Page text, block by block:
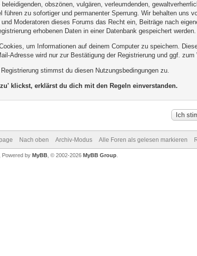
obszönen, vulgären, verleumdenden,
führen zu sofortiger und permanenter Sperrung. Wir behalten
und Moderatoren dieses Forums das Recht ein, Beiträge nach
erhobenen Daten in einer Datenbank gespeichert werden.
um Informationen auf deinem Computer zu speichern.
Adresse wird nur zur Bestätigung der Registrierung und ggf.
stimmst du diesen Nutzungsbedingungen zu.
klickst, erklärst du dich mit den Regeln einverstanden.
Nach oben Archiv-Modus Alle Foren als gelesen markieren
Powered by MyBB, © 2002-2026 MyBB Group.